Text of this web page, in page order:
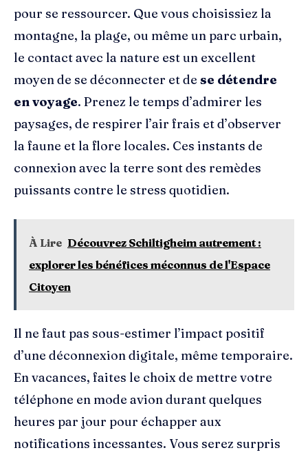
pour se ressourcer. Que vous choisissiez la
montagne, la plage, ou même un parc urbain,
le contact avec la nature est un excellent
moyen de se déconnecter et de se détendre
en voyage. Prenez le temps d’admirer les
paysages, de respirer l’air frais et d’observer
la faune et la flore locales. Ces instants de
connexion avec la terre sont des remèdes
puissants contre le stress quotidien.
À Lire Découvrez Schiltigheim autrement :
explorer les bénéfices méconnus de l'Espace
Citoyen
Il ne faut pas sous-estimer l’impact positif
d’une déconnexion digitale, même temporaire.
En vacances, faites le choix de mettre votre
téléphone en mode avion durant quelques
heures par jour pour échapper aux
notifications incessantes. Vous serez surpris